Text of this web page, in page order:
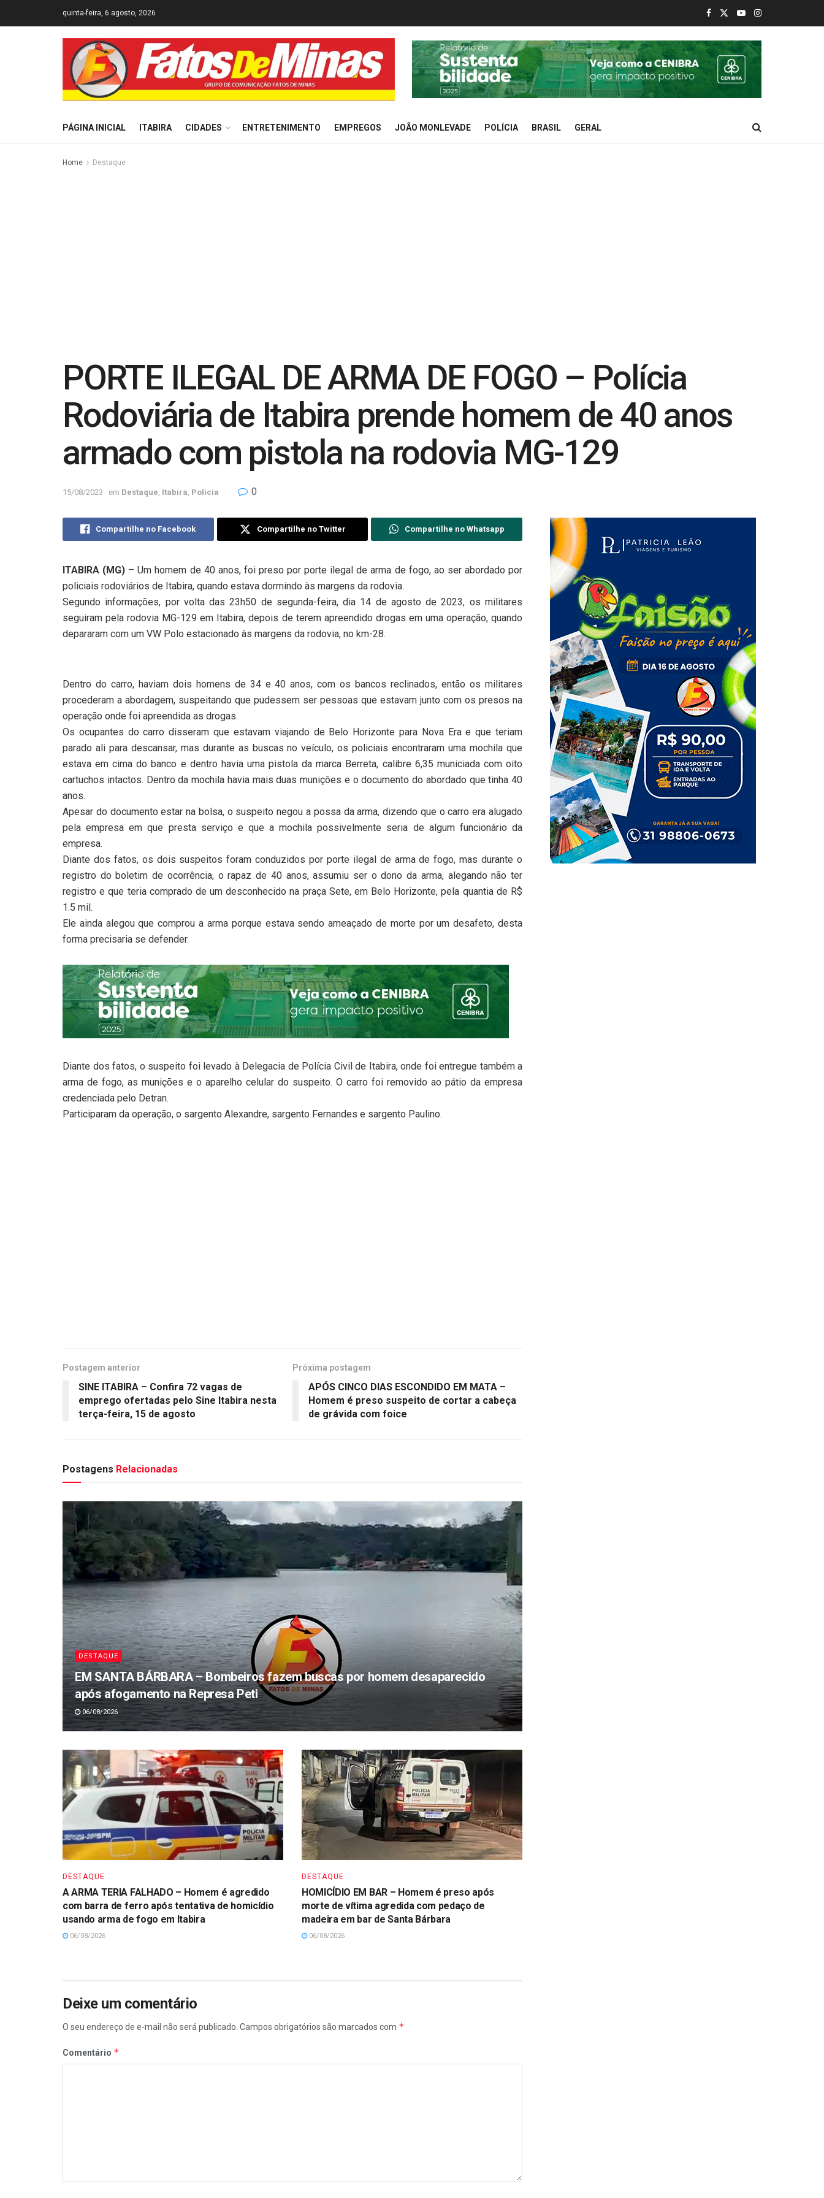
quinta-feira, 6 agosto, 2026
PÁGINA INICIAL ITABIRA CIDADES ENTRETENIMENTO EMPREGOS JOÃO MONLEVADE POLÍCIA BRASIL GERAL
Home Destaque
PORTE ILEGAL DE ARMA DE FOGO – Polícia
Rodoviária de Itabira prende homem de 40 anos
armado com pistola na rodovia MG-129
15/08/2023 em Destaque, Itabira, Polícia 0
Compartilhe no Facebook Compartilhe no Twitter Compartilhe no Whatsapp
ITABIRA (MG) – Um homem de 40 anos, foi preso por porte ilegal de arma de fogo, ao ser abordado por
policiais rodoviários de Itabira, quando estava dormindo às margens da rodovia.
Segundo informações, por volta das 23h50 de segunda-feira, dia 14 de agosto de 2023, os militares
seguiram pela rodovia MG-129 em Itabira, depois de terem apreendido drogas em uma operação, quando
depararam com um VW Polo estacionado às margens da rodovia, no km-28.
Dentro do carro, haviam dois homens de 34 e 40 anos, com os bancos reclinados, então os militares
procederam a abordagem, suspeitando que pudessem ser pessoas que estavam junto com os presos na
operação onde foi apreendida as drogas.
Os ocupantes do carro disseram que estavam viajando de Belo Horizonte para Nova Era e que teriam
parado ali para descansar, mas durante as buscas no veículo, os policiais encontraram uma mochila que
estava em cima do banco e dentro havia uma pistola da marca Berreta, calibre 6,35 municiada com oito
cartuchos intactos. Dentro da mochila havia mais duas munições e o documento do abordado que tinha 40
anos.
Apesar do documento estar na bolsa, o suspeito negou a possa da arma, dizendo que o carro era alugado
pela empresa em que presta serviço e que a mochila possivelmente seria de algum funcionário da
empresa.
Diante dos fatos, os dois suspeitos foram conduzidos por porte ilegal de arma de fogo, mas durante o
registro do boletim de ocorrência, o rapaz de 40 anos, assumiu ser o dono da arma, alegando não ter
registro e que teria comprado de um desconhecido na praça Sete, em Belo Horizonte, pela quantia de R$
1.5 mil.
Ele ainda alegou que comprou a arma porque estava sendo ameaçado de morte por um desafeto, desta
forma precisaria se defender.
Diante dos fatos, o suspeito foi levado à Delegacia de Polícia Civil de Itabira, onde foi entregue também a
arma de fogo, as munições e o aparelho celular do suspeito. O carro foi removido ao pátio da empresa
credenciada pelo Detran.
Participaram da operação, o sargento Alexandre, sargento Fernandes e sargento Paulino.
Postagem anterior
SINE ITABIRA – Confira 72 vagas de
emprego ofertadas pelo Sine Itabira nesta
terça-feira, 15 de agosto
Próxima postagem
APÓS CINCO DIAS ESCONDIDO EM MATA –
Homem é preso suspeito de cortar a cabeça
de grávida com foice
Postagens Relacionadas
DESTAQUE
EM SANTA BÁRBARA – Bombeiros fazem buscas por homem desaparecido
após afogamento na Represa Peti
06/08/2026
DESTAQUE
A ARMA TERIA FALHADO – Homem é agredido
com barra de ferro após tentativa de homicídio
usando arma de fogo em Itabira
06/08/2026
DESTAQUE
HOMICÍDIO EM BAR – Homem é preso após
morte de vítima agredida com pedaço de
madeira em bar de Santa Bárbara
06/08/2026
Deixe um comentário
O seu endereço de e-mail não será publicado. Campos obrigatórios são marcados com *
Comentário *